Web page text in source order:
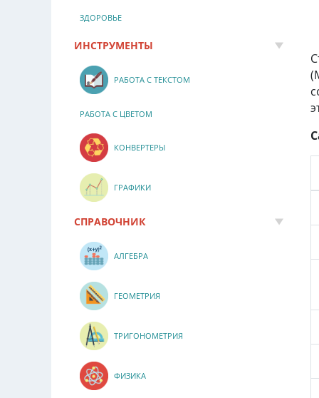
ЗДОРОВЬЕ
ИНСТРУМЕНТЫ
РАБОТА С ТЕКСТОМ
РАБОТА С ЦВЕТОМ
КОНВЕРТЕРЫ
ГРАФИКИ
СПРАВОЧНИК
АЛГЕБРА
ГЕОМЕТРИЯ
ТРИГОНОМЕТРИЯ
ФИЗИКА